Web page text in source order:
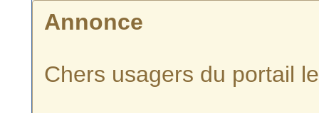
Annonce
Chers usagers du portail